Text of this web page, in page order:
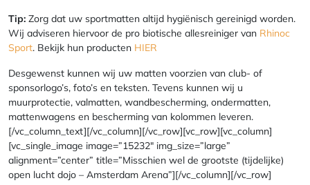
Tip: Zorg dat uw sportmatten altijd hygiënisch gereinigd worden.
Wij adviseren hiervoor de pro biotische allesreiniger van Rhinoc
Sport. Bekijk hun producten HIER
Desgewenst kunnen wij uw matten voorzien van club- of
sponsorlogo’s, foto’s en teksten. Tevens kunnen wij u
muurprotectie, valmatten, wandbescherming, ondermatten,
mattenwagens en bescherming van kolommen leveren.
[/vc_column_text][/vc_column][/vc_row][vc_row][vc_column]
[vc_single_image image=”15232″ img_size=”large”
alignment=”center” title=”Misschien wel de grootste (tijdelijke)
open lucht dojo – Amsterdam Arena”][/vc_column][/vc_row]